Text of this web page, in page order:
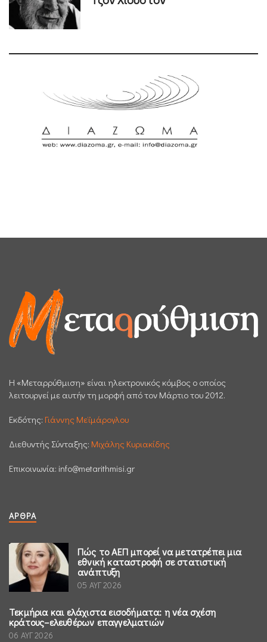
H «Μεταρρύθμιση» είναι ηλεκτρονικός κόμβος ο οποίος
λειτουργεί με αυτήν τη μορφή από τον Μάρτιο του 2012.
Εκδότης: Γιάννης Μεϊμάρογλου
Διεθυντής Σύνταξης: Μιχάλης Κυριακίδης
Επικοινωνία: info@metarithmisi.gr
ΆΡΘΡΑ
Πώς το ΑΕΠ μπορεί να μετατρέπει μια
εθνική καταστροφή σε στατιστική
ανάπτυξη
05 ΑΥΓ 2026
Τεκμήρια και ελάχιστα εισοδήματα: η νέα σχέση
κράτους–ελευθέρων επαγγελματιών
06 ΑΥΓ 2026